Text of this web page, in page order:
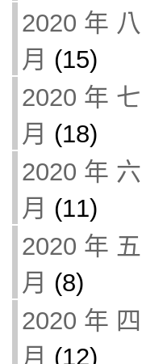
2020 年 八
月 (15)
2020 年 七
月 (18)
2020 年 六
月 (11)
2020 年 五
月 (8)
2020 年 四
月 (12)